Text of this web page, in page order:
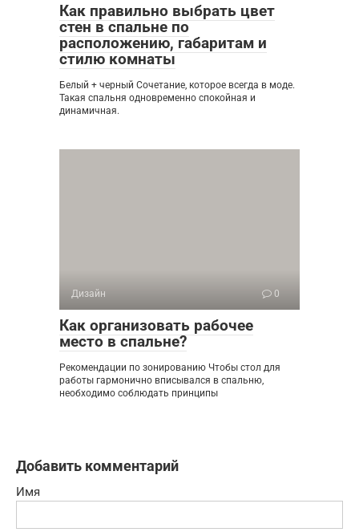
Как правильно выбрать цвет
стен в спальне по
расположению, габаритам и
стилю комнаты
Белый + черный Сочетание, которое всегда в моде.
Такая спальня одновременно спокойная и
динамичная.
Дизайн 0
Как организовать рабочее
место в спальне?
Рекомендации по зонированию Чтобы стол для
работы гармонично вписывался в спальню,
необходимо соблюдать принципы
Добавить комментарий
Имя